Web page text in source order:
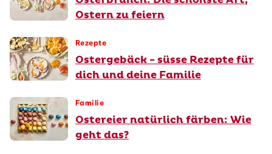
Ostern zu feiern
Rezepte
Ostergebäck - süsse Rezepte für
dich und deine Familie
Familie
Ostereier natürlich färben: Wie
geht das?